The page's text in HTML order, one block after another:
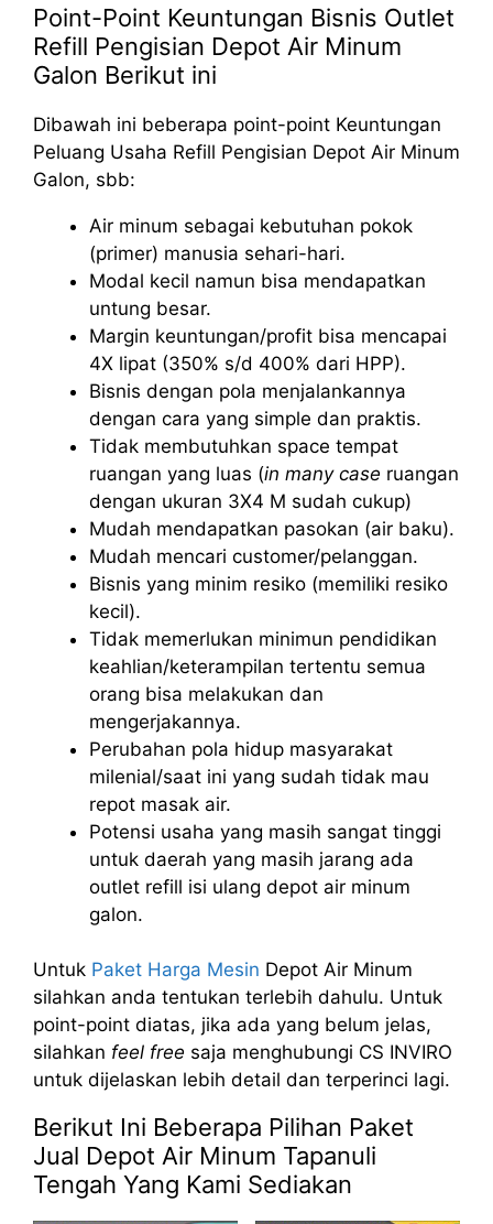
Point-Point Keuntungan Bisnis Outlet
Refill Pengisian Depot Air Minum
Galon Berikut ini
Dibawah ini beberapa point-point Keuntungan
Peluang Usaha Refill Pengisian Depot Air Minum
Galon, sbb:
Air minum sebagai kebutuhan pokok
(primer) manusia sehari-hari.
Modal kecil namun bisa mendapatkan
untung besar.
Margin keuntungan/profit bisa mencapai
4X lipat (350% s/d 400% dari HPP).
Bisnis dengan pola menjalankannya
dengan cara yang simple dan praktis.
Tidak membutuhkan space tempat
ruangan yang luas (in many case ruangan
dengan ukuran 3X4 M sudah cukup)
Mudah mendapatkan pasokan (air baku).
Mudah mencari customer/pelanggan.
Bisnis yang minim resiko (memiliki resiko
kecil).
Tidak memerlukan minimun pendidikan
keahlian/keterampilan tertentu semua
orang bisa melakukan dan
mengerjakannya.
Perubahan pola hidup masyarakat
milenial/saat ini yang sudah tidak mau
repot masak air.
Potensi usaha yang masih sangat tinggi
untuk daerah yang masih jarang ada
outlet refill isi ulang depot air minum
galon.
Untuk Paket Harga Mesin Depot Air Minum
silahkan anda tentukan terlebih dahulu. Untuk
point-point diatas, jika ada yang belum jelas,
silahkan feel free saja menghubungi CS INVIRO
untuk dijelaskan lebih detail dan terperinci lagi.
Berikut Ini Beberapa Pilihan Paket
Jual Depot Air Minum Tapanuli
Tengah Yang Kami Sediakan